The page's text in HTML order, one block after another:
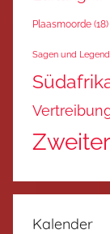
Plaasmoorde (18)
Sagen und
Kalender